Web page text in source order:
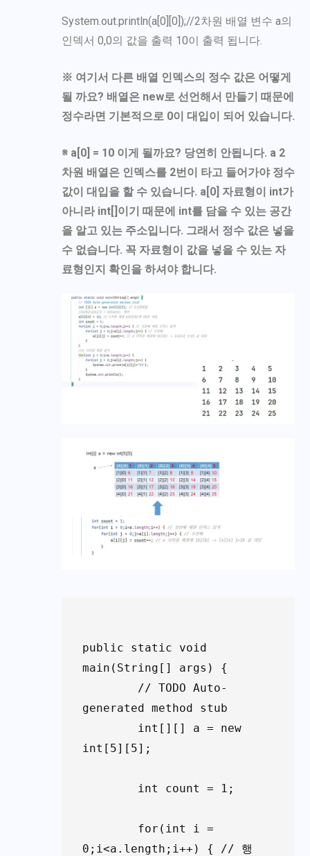
System.out.println(a[0][0]);//2차원 배열 변수 a의
인덱서 0,0의 값을 출력 10이 출력 됩니다.
※ 여기서 다른 배열 인덱스의 정수 값은 어떻게
될 까요? 배열은 new로 선언해서 만들기 때문에
정수라면 기본적으로 0이 대입이 되어 있습니다.
※ a[0] = 10 이게 될까요? 당연히 안됩니다. a 2
차원 배열은 인덱스를 2번이 타고 들어가야 정수
값이 대입을 할 수 있습니다. a[0] 자료형이 int가
아니라 int[]이기 때문에 int를 담을 수 있는 공간
을 알고 있는 주소입니다. 그래서 정수 값은 넣을
수 없습니다. 꼭 자료형이 값을 넣을 수 있는 자
료형인지 확인을 하셔야 합니다.
public static void
main(String[] args) {
generated method stub
int[5][5];
0;i<a.length;i++) { // 행